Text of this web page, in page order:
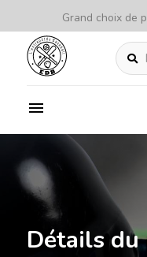
Grand choix de
Détails